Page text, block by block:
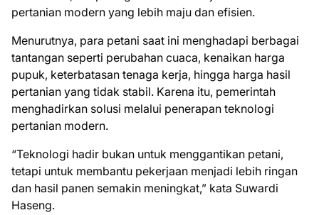
pertanian modern yang lebih maju dan efisien.
Menurutnya, para petani saat ini menghadapi berbagai
tantangan seperti perubahan cuaca, kenaikan harga
pupuk, keterbatasan tenaga kerja, hingga harga hasil
pertanian yang tidak stabil. Karena itu, pemerintah
menghadirkan solusi melalui penerapan teknologi
pertanian modern.
“Teknologi hadir bukan untuk menggantikan petani,
tetapi untuk membantu pekerjaan menjadi lebih ringan
dan hasil panen semakin meningkat,” kata Suwardi
Haseng.